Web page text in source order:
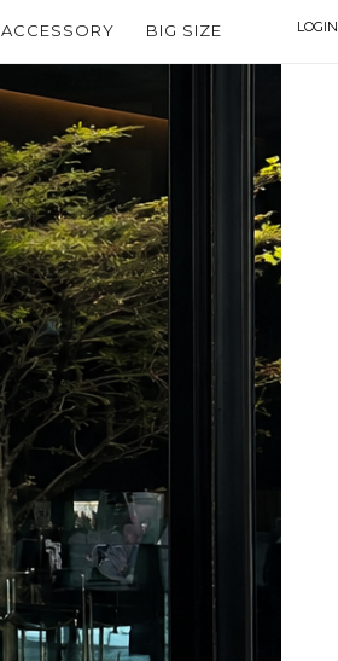
LOGIN
ACCESSORY BIG SIZE